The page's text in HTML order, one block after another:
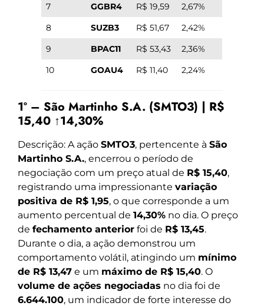
7
GGBR4 R$ 19,59
2,67%
8
SUZB3 R$ 51,67
2,42%
9
BPAC11 R$ 53,43
2,36%
10
GOAU4 R$ 11,40 2,24%
1º – São Martinho S.A. (SMTO3) | R$
15,40 ↑14,30%
Descrição: A ação SMTO3, pertencente à São
Martinho S.A., encerrou o período de
negociação com um preço atual de R$ 15,40,
registrando uma impressionante variação
positiva de R$ 1,95, o que corresponde a um
aumento percentual de 14,30% no dia. O preço
de fechamento anterior foi de R$ 13,45.
Durante o dia, a ação demonstrou um
comportamento volátil, atingindo um mínimo
de R$ 13,47 e um máximo de R$ 15,40. O
volume de ações negociadas no dia foi de
6.644.100, um indicador de forte interesse do